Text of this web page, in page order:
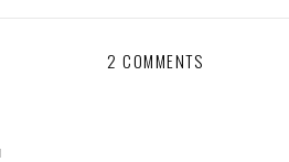
2 COMMENTS